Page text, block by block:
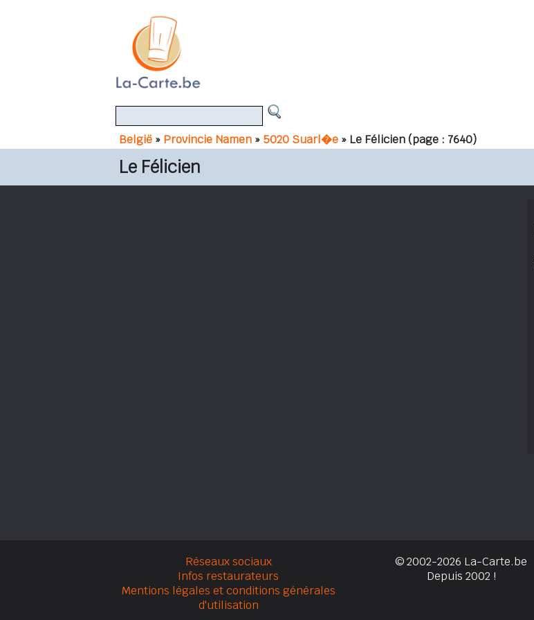
België » Provincie Namen » 5020 Suarl�e » Le Félicien(page : 7640)
Le Félicien
Réseaux sociaux
Infos restaurateurs
Mentions légales et conditions générales
d'utilisation
© 2002-2026 La-Carte.be
Depuis 2002 !